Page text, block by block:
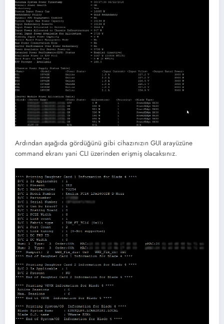
Ardından aşağıda gördüğünü gibi cihazınızın GUI arayüzüne
command ekranı yani CLI üzerinden erişmiş olacaksınız.